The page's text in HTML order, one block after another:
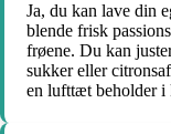
Ja, du kan lave din
blende frisk
frøene. Du kan
sukker eller
en lufttæt beholder i